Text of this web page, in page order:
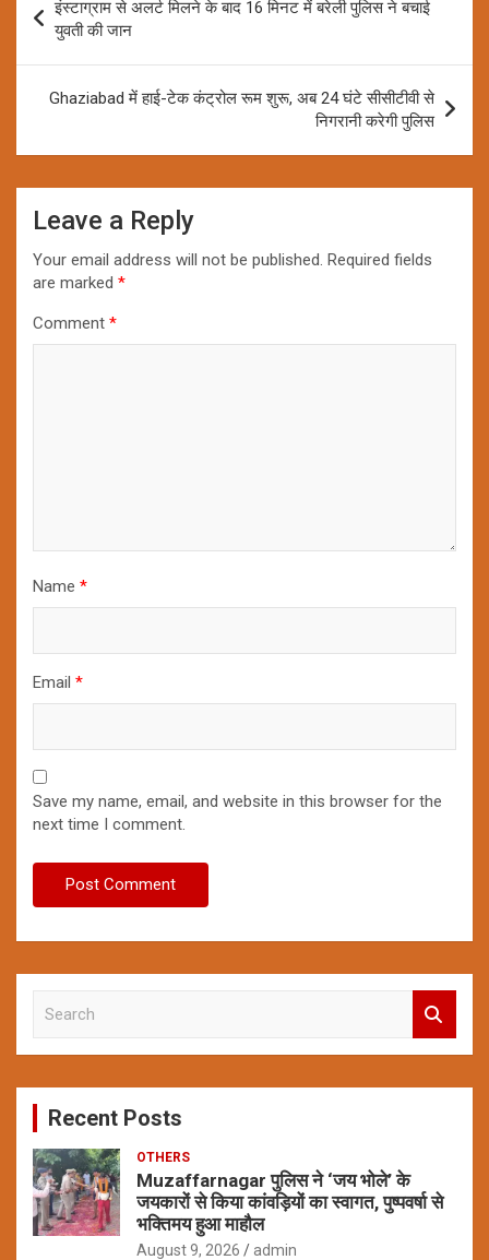
navigation
इंस्टाग्राम से अलर्ट मिलने के बाद 16 मिनट में बरेली पुलिस ने बचाई
युवती की जान
Ghaziabad में हाई-टेक कंट्रोल रूम शुरू, अब 24 घंटे सीसीटीवी से
निगरानी करेगी पुलिस
Leave a Reply
Your email address will not be published. Required fields
are marked *
Comment *
Name *
Email *
Save my name, email, and website in this browser for the
next time I comment.
c
Recent Posts
OTHERS
Muzaffarnagar पुलिस ने ‘जय भोले’ के
जयकारों से किया कांवड़ियों का स्वागत, पुष्पवर्षा से
भक्तिमय हुआ माहौल
August 9, 2026 admin